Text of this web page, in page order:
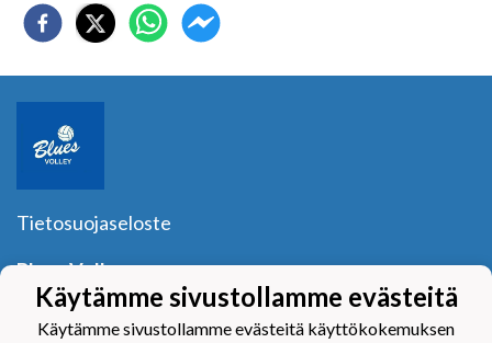
Tietosuojaseloste
Blues Volley ry
Y-tunnus:1040601-2
Yhteystiedot
Käytämme sivustollamme evästeitä
Käytämme sivustollamme evästeitä käyttökokemuksen